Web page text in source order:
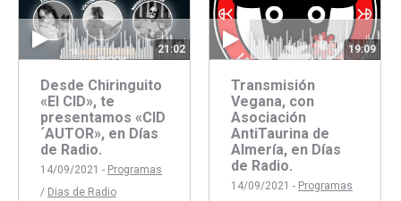
21:02
Desde Chiringuito
«El CID», te
presentamos «CID
´AUTOR», en Días
de Radio.
14/09/2021 - Programas
/ Dias de Radio
19:09
Transmisión
Vegana, con
Asociación
AntiTaurina de
Almería, en Días
de Radio.
14/09/2021 - Programas